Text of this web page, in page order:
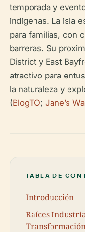
temporada y
indígenas. La isla
para familias, con
barreras. Su
District y East
atractivo para
la naturaleza y
(BlogTO; Jane’s
TABLA DE
Introducción
Raíces